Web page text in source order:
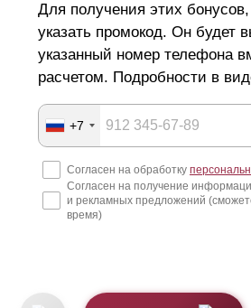
Для получения этих бонусов,
указать промокод. Он будет
указанный номер телефона
расчетом. Подробности в
+7
Согласен на обработку
Согласен на получение
и рекламных предложений
время)